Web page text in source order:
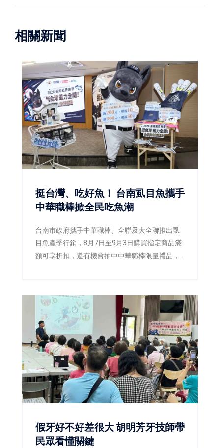
相關新聞
挺台灣、吃好魚！ 台南虱目魚攜手
中華職棒掀全民吃魚潮
台南市政府攜手中華職棒、全聯及大全聯推出虱
目魚產季行銷，8月7日至9月3日購買指定商品滿
額可享折扣，還有機會抽中中華職棒限量禮品，
假牙好不好差很大 胡明芳牙技師帶
民眾看懂關鍵